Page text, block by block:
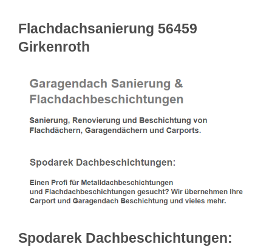
Flachdachsanierung 56459
Girkenroth
Spodarek Dachbeschichtungen: